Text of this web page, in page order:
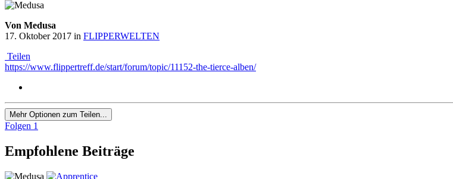
Von Medusa
17. Oktober 2017 in FLIPPERWELTEN
Teilen
https://www.flippertreff.de/start/forum/topic/11152-the-tierce-alben/
Mehr Optionen zum Teilen...
Folgen 1
Empfohlene Beiträge